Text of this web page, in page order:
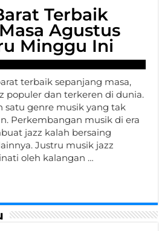
Terbaik
Agustus
Minggu Ini
terbaik sepanjang masa,
populer dan terkeren di dunia.
satu genre musik yang tak
Perkembangan musik di era
jazz kalah bersaing
Justru musik jazz
oleh kalangan …